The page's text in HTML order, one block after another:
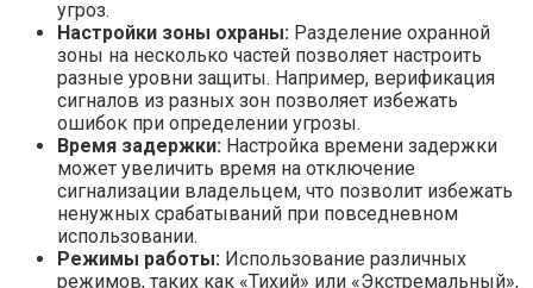
угроз.
Настройки зоны охраны: Разделение охранной
зоны на несколько частей позволяет настроить
разные уровни защиты. Например, верификация
сигналов из разных зон позволяет избежать
ошибок при определении угрозы.
Время задержки: Настройка времени задержки
может увеличить время на отключение
сигнализации владельцем, что позволит избежать
ненужных срабатываний при повседневном
использовании.
Режимы работы: Использование различных
режимов, таких как «Тихий» или «Экстремальный»,